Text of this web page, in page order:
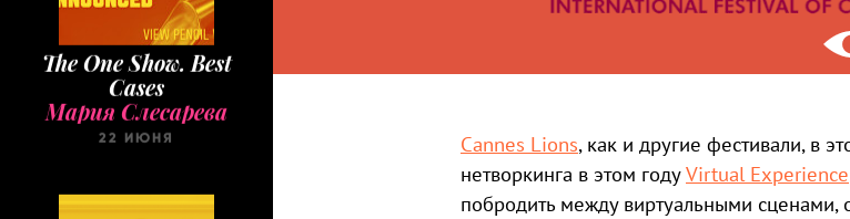
The One Show. Best
Cases
Мария Слесарева
22 ИЮНЯ
Cannes Lions, как и другие фестивали, в
нетворкинга в этом годуVirtual Experience
побродить между виртуальными сценами,